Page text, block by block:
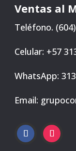
Ventas al
Teléfono.
Celular: +57
WhatsApp:
Email: